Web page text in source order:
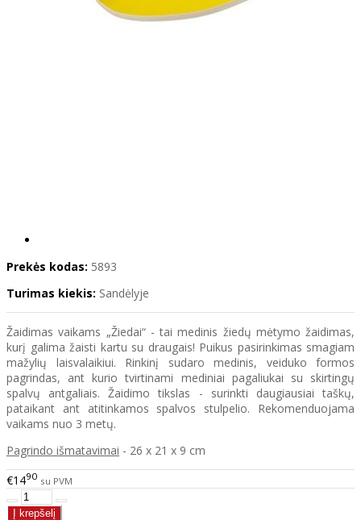
Prekės kodas: 5893
Turimas kiekis: Sandėlyje
Žaidimas vaikams „Žiedai“ - tai medinis žiedų mėtymo žaidimas,
kurį galima žaisti kartu su draugais! Puikus pasirinkimas smagiam
mažylių laisvalaikiui. Rinkinį sudaro medinis, veiduko formos
pagrindas, ant kurio tvirtinami mediniai pagaliukai su skirtingų
spalvų antgaliais. Žaidimo tikslas - surinkti daugiausiai taškų,
pataikant ant atitinkamos spalvos stulpelio. Rekomenduojama
vaikams nuo 3 metų.
Pagrindo išmatavimai - 26 x 21 x 9 cm
€1490 su PVM